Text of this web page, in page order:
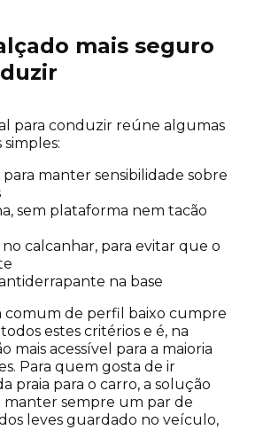
mais seguro
para conduzir reúne algumas
para manter sensibilidade sobre
sem plataforma nem tacão
calcanhar, para evitar que o
na base
comum de perfil baixo cumpre
estes critérios e é, na
mais acessível para a maioria
Para quem gosta de ir
praia para o carro, a solução
manter sempre um par de
leves guardado no veículo,